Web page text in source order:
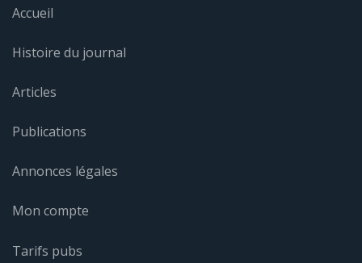
Accueil
Histoire du journal
Articles
Publications
Annonces légales
Mon compte
Tarifs pubs